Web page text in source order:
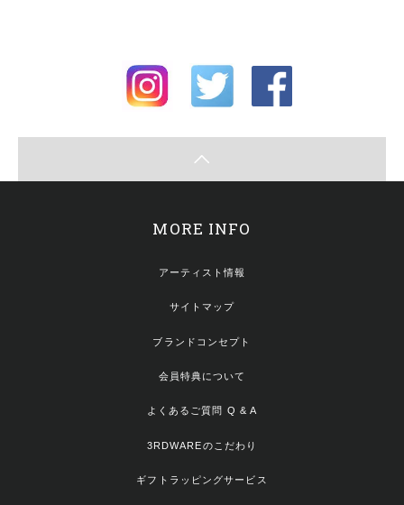
MORE INFO
アーティスト情報
サイトマップ
ブランドコンセプト
会員特典について
よくあるご質問 Q & A
3RDWAREのこだわり
ギフトラッピングサービス